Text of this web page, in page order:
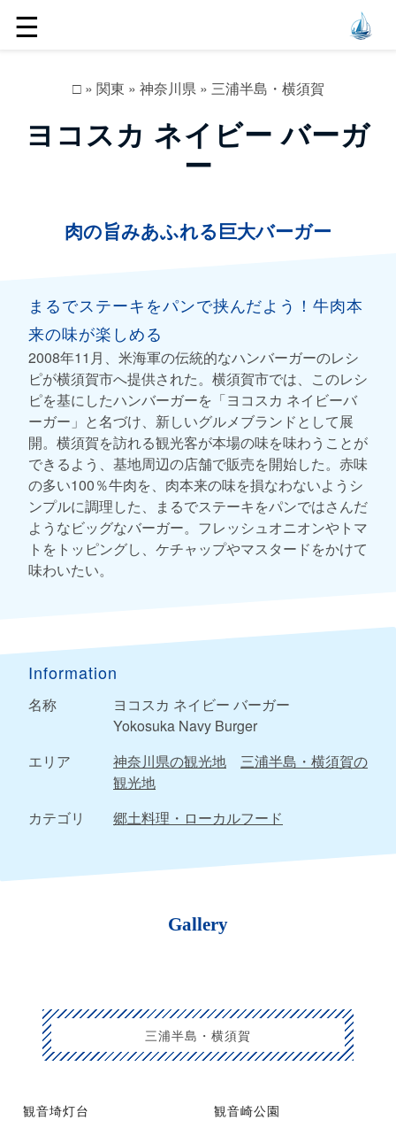
☰
□» 関東 » 神奈川県» 三浦半島・横須賀
ヨコスカ ネイビー バーガ
ー
肉の旨みあふれる巨大バーガー
まるでステーキをパンで挟んだよう！牛肉本
来の味が楽しめる
2008年11月、米海軍の伝統的なハンバーガーのレシ
ピが横須賀市へ提供された。横須賀市では、このレシ
ピを基にしたハンバーガーを「ヨコスカ ネイビーバ
ーガー」と名づけ、新しいグルメブランドとして展
開。横須賀を訪れる観光客が本場の味を味わうことが
できるよう、基地周辺の店舗で販売を開始した。赤味
の多い100％牛肉を、肉本来の味を損なわないようシ
ンプルに調理した、まるでステーキをパンではさんだ
ようなビッグなバーガー。フレッシュオニオンやトマ
トをトッピングし、ケチャップやマスタードをかけて
味わいたい。
Information
名称
ヨコスカ ネイビー バーガー
Yokosuka Navy Burger
エリア
神奈川県の観光地
三浦半島・横須賀の
観光地
カテゴリ
郷土料理・ローカルフード
Gallery
三浦半島・横須賀
観音埼灯台 観音崎公園